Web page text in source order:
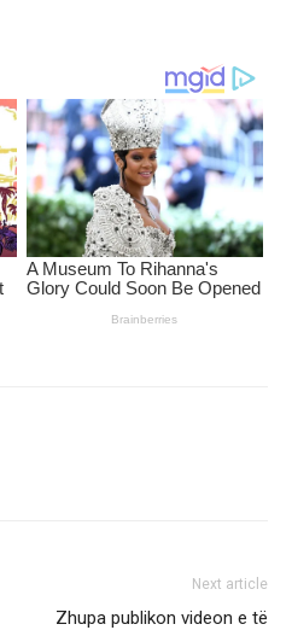
Next article
Zhupa publikon videon e të